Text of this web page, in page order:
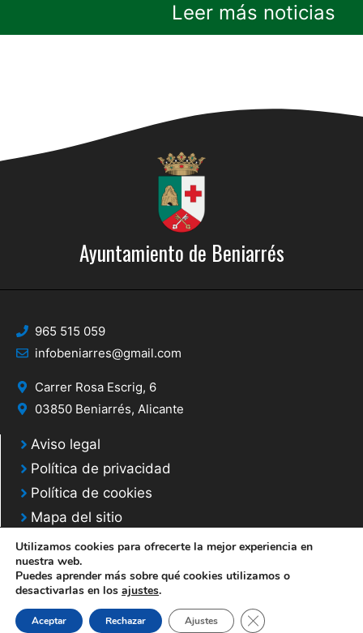
Leer más noticias
Ayuntamiento de Beniarrés
965 515 059
infobeniarres@gmail.com
Carrer Rosa Escrig, 6
03850 Beniarrés, Alicante
Aviso legal
Política de privacidad
Política de cookies
Mapa del sitio
© 2025 Web desarrollada por el Servicio de Informática de Diputación de
Alicante
Utilizamos cookies para ofrecerte la mejor experiencia en
nuestra web.
Puedes aprender más sobre qué cookies utilizamos o
desactivarlas en los ajustes.
Aceptar Rechazar Ajustes Cerrar el banner de